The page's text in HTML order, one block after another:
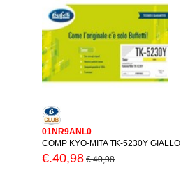
01NR9ANL0
COMP KYO-MITA TK-5230Y GIALLO
€.40,98 €.40,98